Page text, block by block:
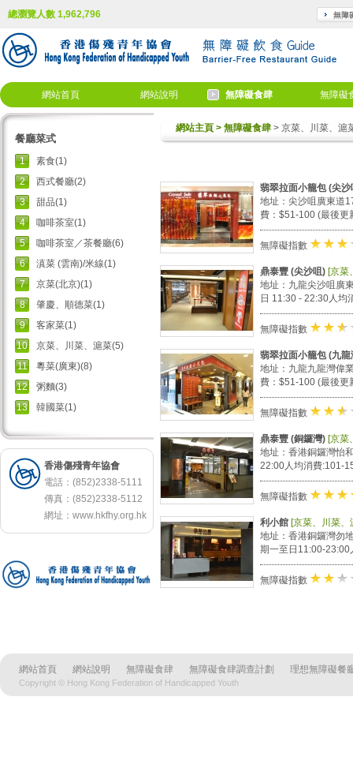
總瀏覽人數 1,962,796
網站首頁 網站說明 無障礙食肆 無障礙
餐廳菜式
1
素食(1)
2
西式餐廳(2)
3
甜品(1)
4
咖啡茶室(1)
5
咖啡茶室／茶餐廳(6)
6
滇菜 (雲南)/米線(1)
7
京菜(北京)(1)
8
肇慶、順德菜(1)
9
客家菜(1)
10
京菜、川菜、滬菜(5)
11
粵菜(廣東)(8)
12
粥麵(3)
13
韓國菜(1)
香港傷殘青年協會
電話：(852)2338-5111
傳真：(852)2338-5112
網址： www.hkfhy.org.hk
網站主頁 > 無障礙食肆 > 京菜、川菜、滬
翡翠拉面小籠包 (尖沙
地址：尖沙咀廣東道
費：$51-100 (最後更
無障礙指數 ★ ★
鼎泰豐 (尖沙咀) [京菜
地址：九龍尖沙咀廣
日 11:30 - 22:30人均
無障礙指數 ★ ★
翡翠拉面小籠包 (九龍
地址：九龍九龍灣偉
費：$51-100 (最後更
無障礙指數 ★ ★
鼎泰豐 (銅鑼灣) [京菜
地址：香港銅鑼灣怡
22:00人均消費:101-
無障礙指數 ★ ★
利小館 [京菜、川菜、
地址：香港銅鑼灣勿
期一至日11:00-23:00
無障礙指數 ★ ★
網站首頁 網站說明 無障礙食肆 無障礙食肆調查計劃 理想無障礙餐
Copyright © Hong Kong Federation of Handicapped Youth